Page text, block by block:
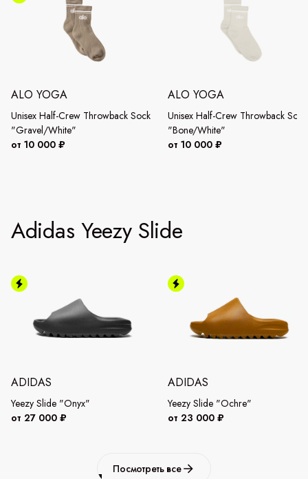
ALO YOGA
Unisex Half-Crew Throwback Sock
"Gravel/White"
от 10 000 ₽
ALO YOGA
Unisex Half-Crew Throwback Sock
"Bone/White"
от 10 000 ₽
Adidas Yeezy Slide
ADIDAS
Yeezy Slide "Onyx"
от 27 000 ₽
ADIDAS
Yeezy Slide "Ochre"
от 23 000 ₽
Посмотреть все